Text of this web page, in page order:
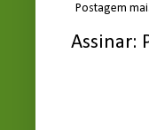
Postagem
Assinar: